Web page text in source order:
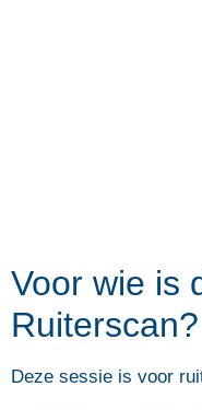
Voor wie is
Ruiterscan?
Deze sessie is voor